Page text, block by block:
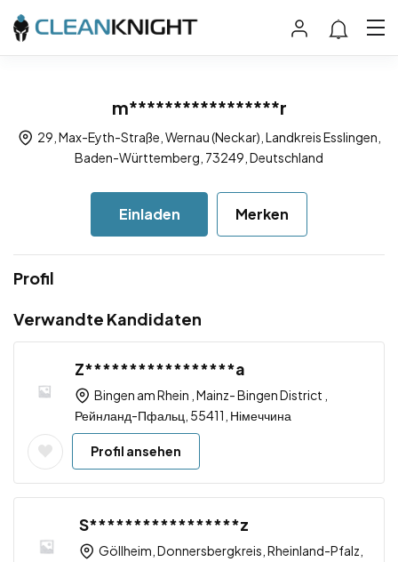
m*****************r
29, Max-Eyth-Straße, Wernau (Neckar), Landkreis Esslingen,
Baden-Württemberg, 73249, Deutschland
Einladen Merken
Profil
Verwandte Kandidaten
Z*****************a
Bingen am Rhein , Mainz- Bingen District ,
Рейнланд-Пфальц, 55411, Німеччина
Profil ansehen
S*****************z
Göllheim, Donnersbergkreis, Rheinland-Pfalz,